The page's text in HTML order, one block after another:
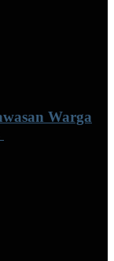
Warga